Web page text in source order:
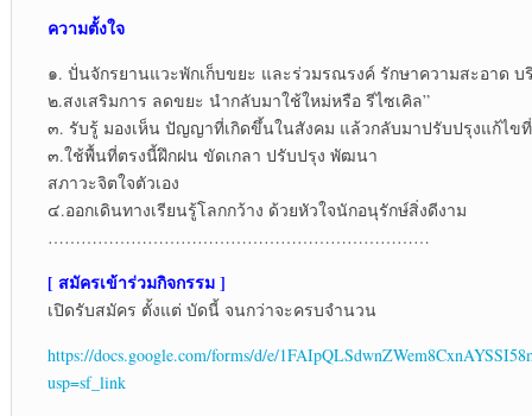
ความตั้งใจ
๑. ปั่นจักรยานแวะพักเก็บขยะ และร่วมรณรงค์ รักษาความสะอาด บ
๒.สงเสริมการ ลดขยะ นำกลับมาใช้ใหม่หรือ รีไซเคิล”
๓. รับรู้ มองเห็น ปัญญาที่เกิดขึ้นในสังคม แล้วกลับมาปรับปรุงแก้ไขที่
๓.ใช้พื้นที่ตรงนี้ฝึกฝน ขัดเกลา ปรับปรุง พัฒนา
สภาวะจิตใจตัวเอง
๔.ออกเดินทางเรียนรู้โลกกว้าง ด้วยหัวใจนักอนุรักษ์สิ่งดีงาม
……………………………………………………………
[ สมัครเข้าร่วมกิจกรรม ]
เปิดรับสมัคร ตั้งแต่ บัดนี้ จนกว่าจะครบจำนวน
https://docs.google.com/forms/d/e/
usp=sf_link